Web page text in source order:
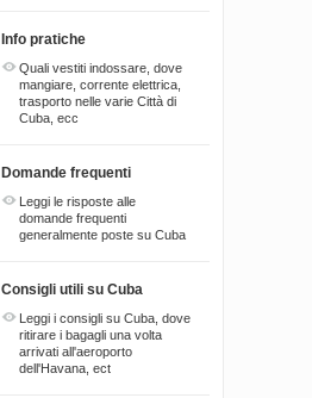
Info pratiche
Quali vestiti indossare, dove
mangiare, corrente elettrica,
trasporto nelle varie Città di
Cuba, ecc
Domande frequenti
Leggi le risposte alle
domande frequenti
generalmente poste su Cuba
Consigli utili su Cuba
Leggi i consigli su Cuba, dove
ritirare i bagagli una volta
arrivati all'aeroporto
dell'Havana, ect